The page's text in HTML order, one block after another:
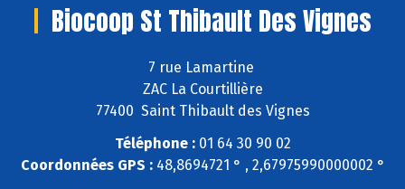
Biocoop St Thibault Des Vignes
7 rue Lamartine
ZAC La Courtillière
77400 Saint Thibault des Vignes
Téléphone :01 64 30 90 02
Coordonnées GPS :48,8694721 ° , 2,67975990000002 °